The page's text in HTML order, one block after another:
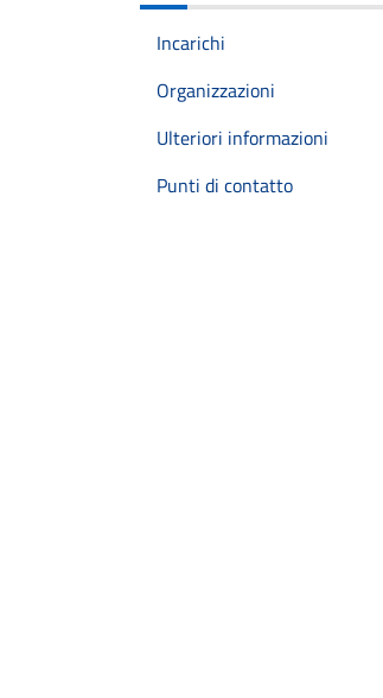
Incarichi
Organizzazioni
Ulteriori informazioni
Punti di contatto